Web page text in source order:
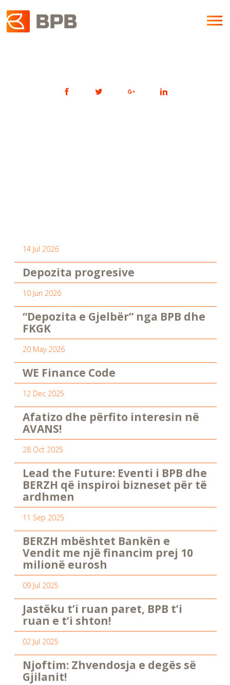
14 Jul 2026
Depozita progresive
10 Jun 2026
“Depozita e Gjelbër” nga BPB dhe
FKGK
20 May 2026
WE Finance Code
12 Dec 2025
Afatizo dhe përfito interesin në
AVANS!
28 Oct 2025
Lead the Future: Eventi i BPB dhe
BERZH që inspiroi bizneset për të
ardhmen
11 Sep 2025
BERZH mbështet Bankën e
Vendit me një financim prej 10
milionë eurosh
09 Jul 2025
Jastëku t’i ruan paret, BPB t’i
ruan e t’i shton!
02 Jul 2025
Njoftim: Zhvendosja e degës së
Gjilanit!